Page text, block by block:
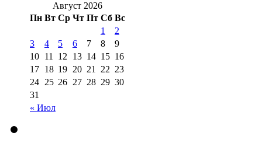
Август 2026
Пн Вт Ср Чт Пт Сб Вс
« Июл
1
2
3
4 5 6 7 8
9
10 11 12 13 14 15 16
17 18 19 20 21 22 23
24 25 26 27 28 29 30
31